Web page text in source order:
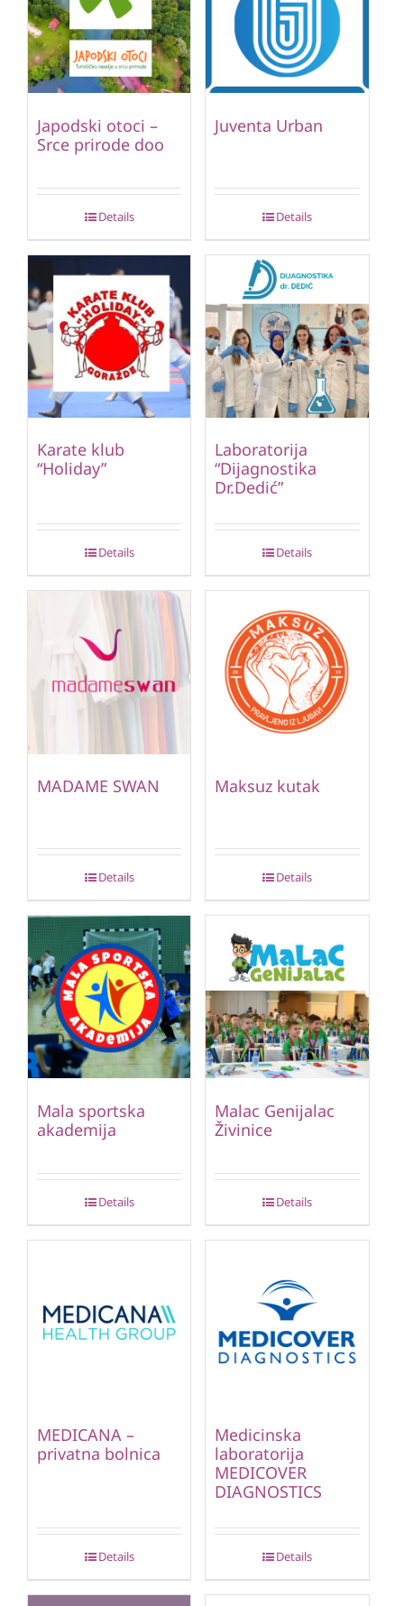
Japodski otoci –
Srce prirode doo
Details
Juventa Urban
Details
Karate klub
“Holiday”
Details
Laboratorija
“Dijagnostika
Dr.Dedić”
Details
MADAME SWAN
Details
Maksuz kutak
Details
Mala sportska
akademija
Details
Malac Genijalac
Živinice
Details
MEDICANA –
privatna bolnica
Details
Medicinska
laboratorija
MEDICOVER
DIAGNOSTICS
Details